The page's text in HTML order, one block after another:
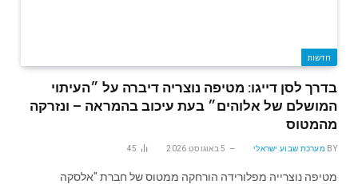
חדשות
בדרך לסן דייגו: מטיפה נוצריה דיברה על ״העיתוי
המושלם של אלוהים״ בעת עיכוב בהמראה – ונזרקה
מהמטוס
BY מערכת שבוע ישראלי 5 באוגוסט 2026 45
מטיפה נוצרייה מפלורידה הורחקה ממטוס של חברת "אלסקה